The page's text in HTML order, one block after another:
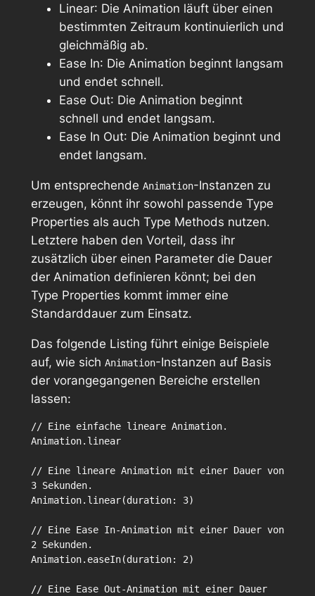
Linear: Die Animation läuft über einen
bestimmten Zeitraum kontinuierlich und
gleichmäßig ab.
Ease In: Die Animation beginnt langsam
und endet schnell.
Ease Out: Die Animation beginnt
schnell und endet langsam.
Ease In Out: Die Animation beginnt und
endet langsam.
Um entsprechende Animation-Instanzen zu
erzeugen, könnt ihr sowohl passende Type
Properties als auch Type Methods nutzen.
Letztere haben den Vorteil, dass ihr
zusätzlich über einen Parameter die Dauer
der Animation definieren könnt; bei den
Type Properties kommt immer eine
Standarddauer zum Einsatz.
Das folgende Listing führt einige Beispiele
auf, wie sich Animation-Instanzen auf Basis
der vorangegangenen Bereiche erstellen
lassen:
// Eine einfache lineare Animation.
Animation.linear
// Eine lineare Animation mit einer Dauer von
3 Sekunden.
Animation.linear(duration: 3)
// Eine Ease In-Animation mit einer Dauer von
2 Sekunden.
Animation.easeIn(duration: 2)
// Eine Ease Out-Animation mit einer Dauer